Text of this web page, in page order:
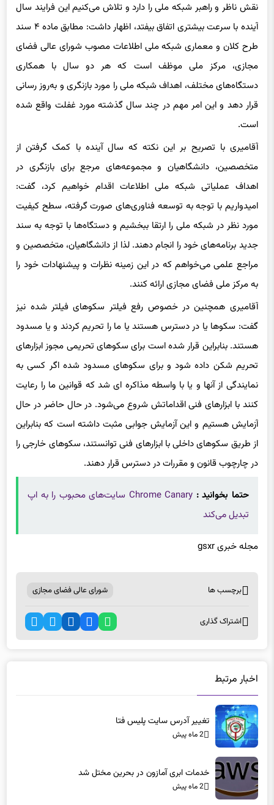
نقش ناظر و راهبر شبکه ملی را دارد و تلاش می‌کنیم این فرایند سال
آینده با سرعت بیشتری اتفاق بیفتد، اظهار داشت: مطابق ماده ۴ سند
طرح کلان و معماری شبکه ملی اطلاعات مصوب شورای عالی فضای
مجازی، مرکز ملی موظف است که هر دو سال با همکاری
دستگاه‌های مختلف، اهداف شبکه ملی را مورد بازنگری و به‌روز رسانی
قرار دهد و این امر مهم در چند سال گذشته مورد غفلت واقع شده
است.
آقامیری با تصریح بر این نکته که سال آینده با کمک گرفتن از
متخصصین، دانشگاهیان و مجموعه‌های مرجع برای بازنگری در
اهداف عملیاتی شبکه ملی اطلاعات اقدام خواهیم کرد، گفت:
امیدواریم با توجه به توسعه فناوری‌های صورت گرفته، سطح کیفیت
مورد نظر در شبکه ملی را ارتقا ببخشیم و دستگاه‌ها با توجه به سند
جدید برنامه‌های خود را انجام دهند. لذا از دانشگاهیان، متخصصین و
مراجع علمی می‌خواهم که در این زمینه نظرات و پیشنهادات خود را
به مرکز ملی فضای مجازی ارائه کنند.
آقامیری همچنین در خصوص رفع فیلتر سکوهای فیلتر شده نیز
گفت: سکوها یا در دسترس هستند یا ما را تحریم کردند و یا مسدود
هستند. بنابراین قرار شده است برای سکوهای تحریمی مجوز ابزارهای
تحریم شکن داده شود و برای سکوهای مسدود شده اگر کسی به
نمایندگی از آنها و یا با واسطه مذاکره ای شد که قوانین ما را رعایت
کنند با ابزارهای فنی اقداماتش شروع می‌شود. در حال حاضر در حال
آزمایش هستیم و این آزمایش جوابی مثبت داشته است که بنابراین
از طریق سکوهای داخلی با ابزارهای فنی توانستند، سکوهای خارجی را
در چارچوب قانون و مقررات در دسترس قرار دهند.
حتما بخوانید :
Chrome Canary سایت‌های محبوب را به اپ
تبدیل می‌کند
مجله خبری gsxr
برچسب ها شورای عالی فضای مجازی
اشتراک گذاری
اخبار مرتبط
تغییر آدرس سایت پلیس فتا
2 ماه پیش
خدمات ابری آمازون در بحرین مختل شد
2 ماه پیش